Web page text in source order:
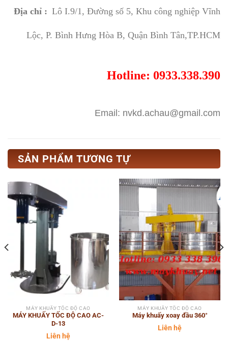
Địa chỉ : Lô I.9/1, Đường số 5, Khu công nghiệp Vĩnh
Lộc, P. Bình Hưng Hòa B, Quận Bình Tân,TP.HCM
Hotline: 0933.338.390
Email: nvkd.achau@gmail.com
SẢN PHẨM TƯƠNG TỰ
MÁY KHUẤY TỐC ĐỘ CAO
MÁY KHUẤY TỐC ĐỘ CAO AC-
D-13
Liên hệ
MÁY KHUẤY TỐC ĐỘ CAO
Máy khuấy xoay đầu 360°
Liên hệ